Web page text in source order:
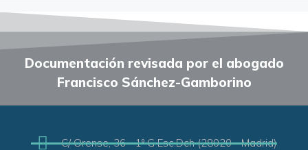
Documentación revisada por el abogado
Francisco Sánchez-Gamborino
C/ Orense, 36 - 1º G Esc.Dch (28020 - Madrid)